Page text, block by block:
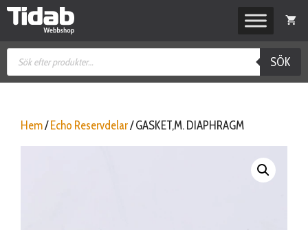
Hoppa
Produktsökning
SÖK
Hem/ Echo Reservdelar/ GASKET,M. DIAPHRAGM